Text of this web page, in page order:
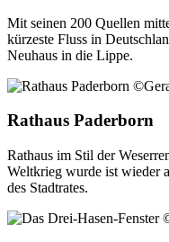
Mit seinen 200 Quellen
kürzeste Fluss in
Neuhaus in die Lippe.
Rathaus Paderborn
Rathaus im Stil der
Weltkrieg wurde ist wieder
des Stadtrates.